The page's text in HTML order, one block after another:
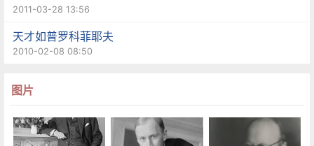
2011-03-28 13:56
天才如普罗科菲耶夫
2010-02-08 08:50
图片